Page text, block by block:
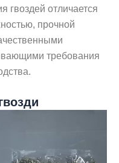
гвоздей отличается
прочной
требования